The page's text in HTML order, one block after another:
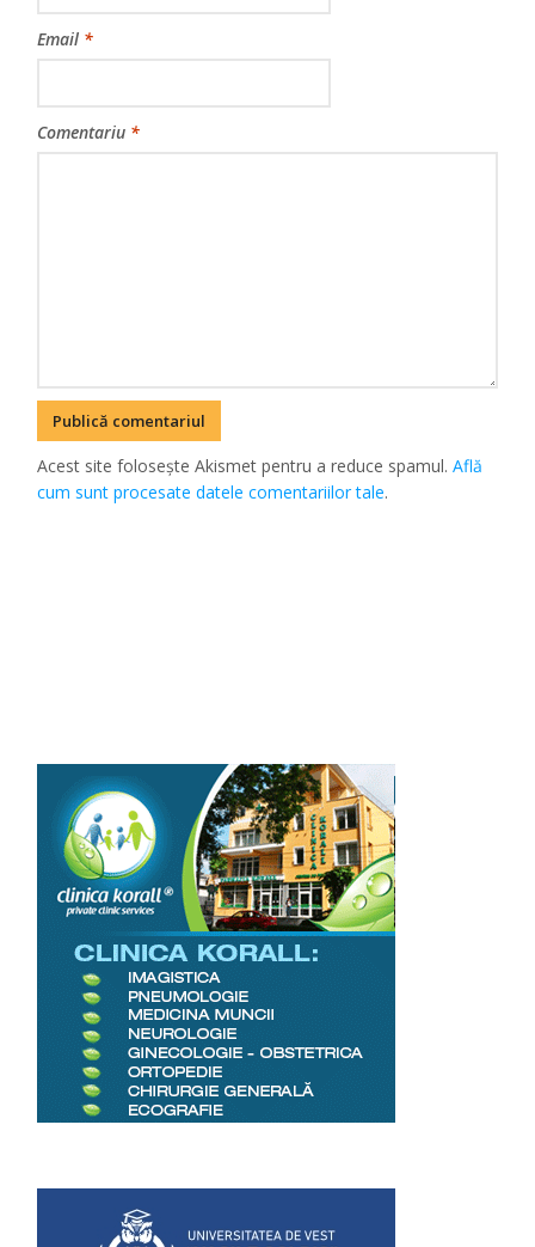
Email *
Comentariu *
Acest site folosește Akismet pentru a reduce spamul.Află
cum sunt procesate datele comentariilor tale.